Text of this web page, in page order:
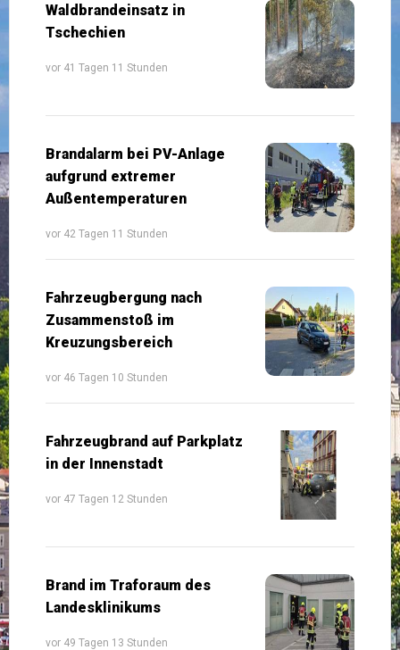
Waldbrandeinsatz in
Tschechien
vor 41 Tagen 11 Stunden
Brandalarm bei PV-Anlage
aufgrund extremer
Außentemperaturen
vor 42 Tagen 11 Stunden
Fahrzeugbergung nach
Zusammenstoß im
Kreuzungsbereich
vor 46 Tagen 10 Stunden
Fahrzeugbrand auf Parkplatz
in der Innenstadt
vor 47 Tagen 12 Stunden
Brand im Traforaum des
Landesklinikums
vor 49 Tagen 13 Stunden